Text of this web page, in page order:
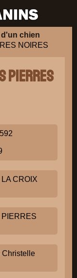
d'un chien
NOIRES
PIERRES
CROIX
Christelle